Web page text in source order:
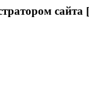
сайта